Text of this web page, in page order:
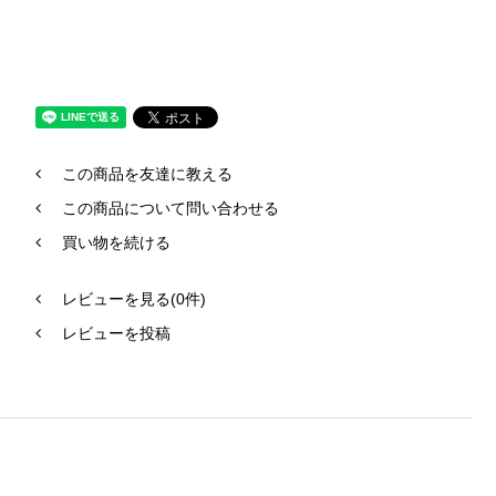
この商品を友達に教える
この商品について問い合わせる
買い物を続ける
レビューを見る(0件)
レビューを投稿